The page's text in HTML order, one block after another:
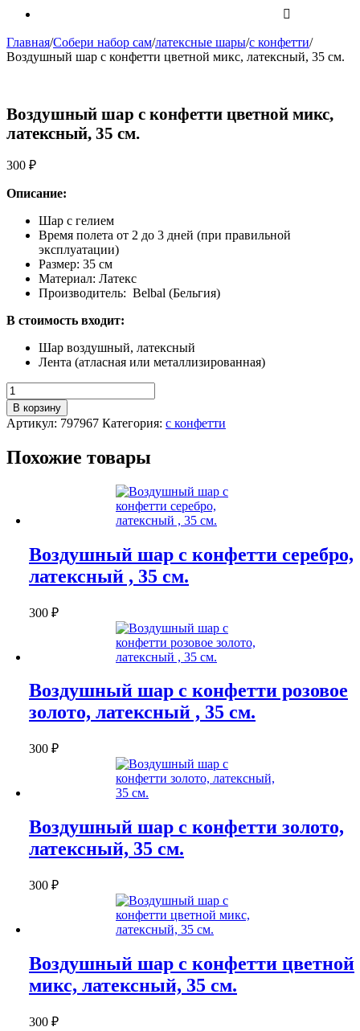
Главная/Собери набор сам/латексные шары/с конфетти/
Воздушный шар с конфетти цветной микс, латексный, 35 см.
Воздушный шар с конфетти цветной микс,
латексный, 35 см.
300 ₽
Описание:
Шар с гелием
Время полета от 2 до 3 дней (при правильной
эксплуатации)
Размер: 35 см
Материал: Латекс
Производитель: Belbal (Бельгия)
В стоимость входит:
Шар воздушный, латексный
Лента (атласная или металлизированная)
Количество
Воздушный
шар
с
цветной
см.
В корзину
Артикул: 797967 Категория: с конфетти
Похожие товары
Воздушный шар с конфетти серебро,
латексный , 35 см.
300 ₽
Воздушный шар с конфетти розовое
золото, латексный , 35 см.
300 ₽
Воздушный шар с конфетти золото,
латексный, 35 см.
300 ₽
Воздушный шар с конфетти цветной
микс, латексный, 35 см.
300 ₽